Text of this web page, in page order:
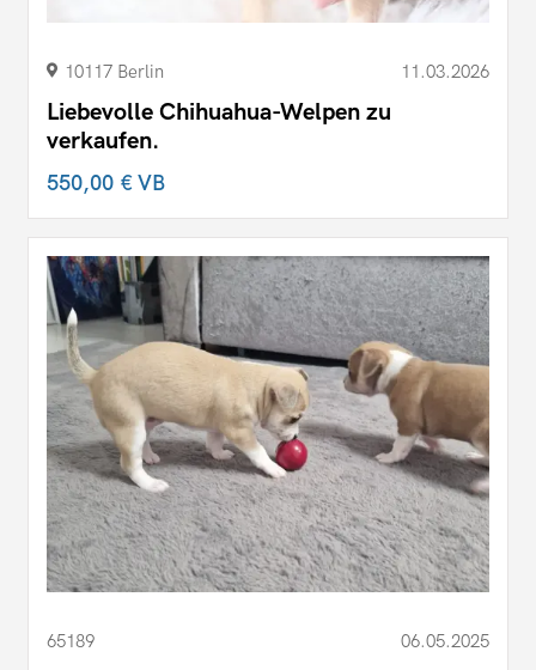
10117 Berlin 11.03.2026
Liebevolle Chihuahua-Welpen zu
verkaufen.
550,00 €VB
65189 06.05.2025